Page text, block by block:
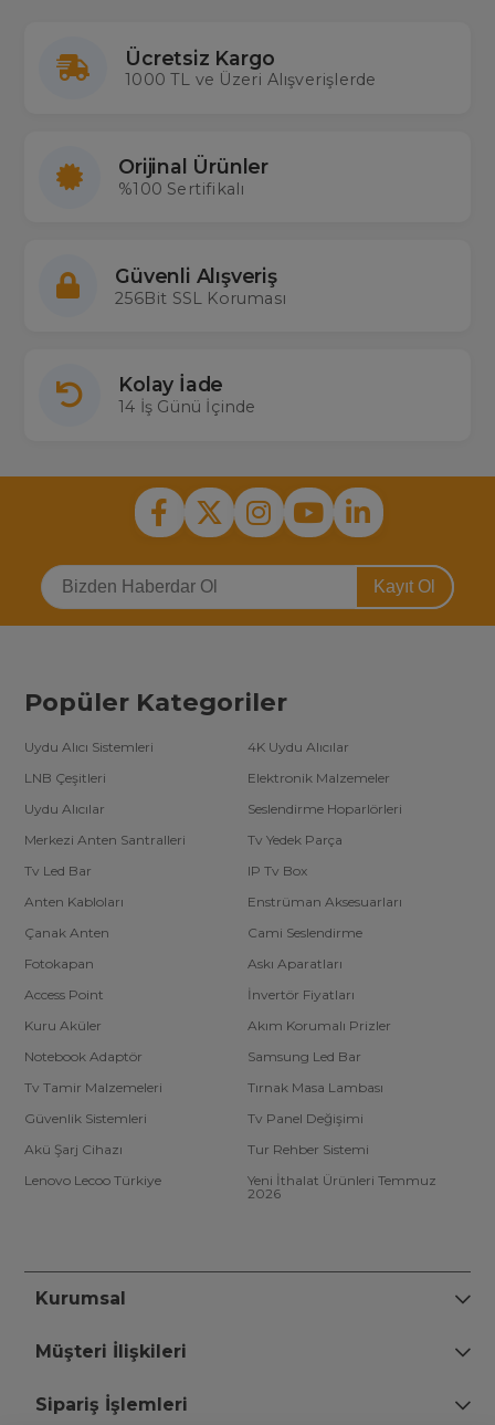
Ücretsiz Kargo
1000 TL ve Üzeri Alışverişlerde
Orijinal Ürünler
%100 Sertifikalı
Güvenli Alışveriş
256Bit SSL Koruması
Kolay İade
14 İş Günü İçinde
Kayıt Ol
Popüler Kategoriler
Uydu Alıcı Sistemleri
4K Uydu Alıcılar
LNB Çeşitleri
Elektronik Malzemeler
Uydu Alıcılar
Seslendirme Hoparlörleri
Merkezi Anten Santralleri
Tv Yedek Parça
Tv Led Bar
IP Tv Box
Anten Kabloları
Enstrüman Aksesuarları
Çanak Anten
Cami Seslendirme
Fotokapan
Askı Aparatları
Access Point
İnvertör Fiyatları
Kuru Aküler
Akım Korumalı Prizler
Notebook Adaptör
Samsung Led Bar
Tv Tamir Malzemeleri
Tırnak Masa Lambası
Güvenlik Sistemleri
Tv Panel Değişimi
Akü Şarj Cihazı
Tur Rehber Sistemi
Lenovo Lecoo Türkiye
Yeni İthalat Ürünleri Temmuz
2026
Kurumsal
Müşteri İlişkileri
Sipariş İşlemleri